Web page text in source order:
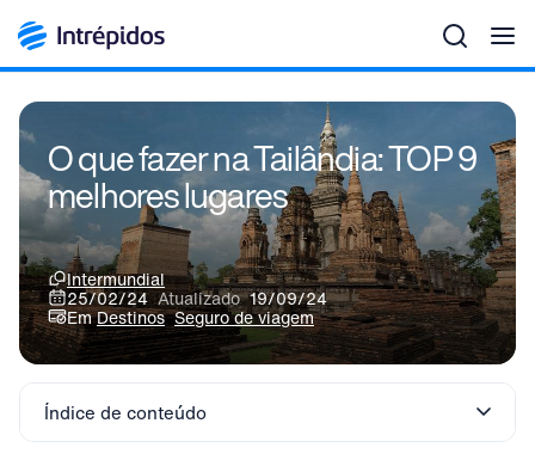
O que fazer na Tailândia: TOP 9
melhores lugares
Intermundial
25/02/24Atualizado19/09/24
EmDestinos Seguro de viagem
Índice de conteúdo